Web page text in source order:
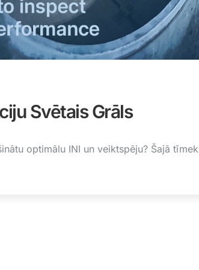
Svētais Grāls
optimālu INI un veiktspēju? Šajā tīmek